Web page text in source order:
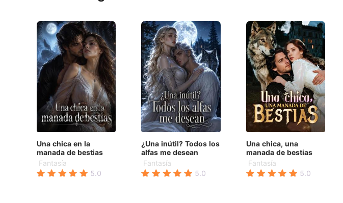
Una chica en la
manada de bestias
Fantasía
5.0
¿Una inútil? Todos los
alfas me desean
Fantasía
5.0
Una chica, una
manada de bestias
Fantasía
5.0